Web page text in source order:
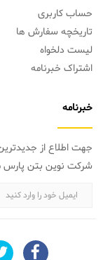
حساب کاربری
تاریخچه سفارش ها
لیست دلخواه
اشتراک خبرنامه
خبرنامه
جهت اطلاع از
شرکت نوین بتن پارس